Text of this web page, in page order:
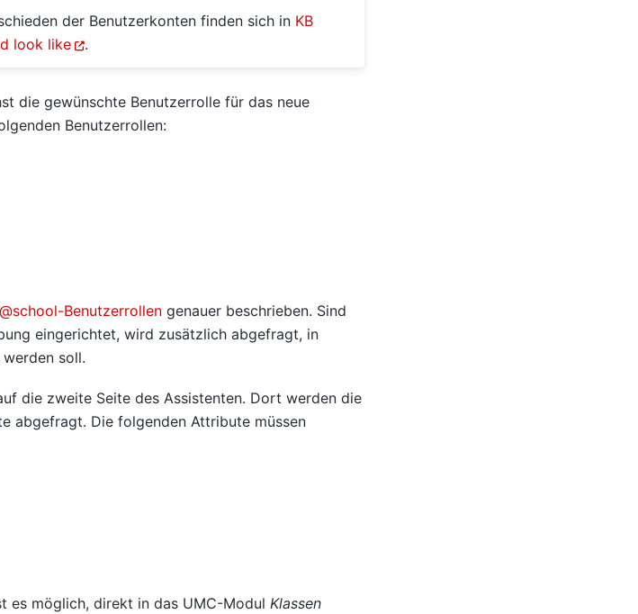
der Benutzerkonten finden sich in KB
look like
.
die gewünschte Benutzerrolle für das neue
Benutzerrollen:
Benutzerrollengenauer beschrieben. Sind
eingerichtet, wird zusätzlich abgefragt, in
soll.
die zweite Seite des Assistenten. Dort werden die
abgefragt. Die folgenden Attribute müssen
es möglich, direkt in das UMC-Modul Klassen